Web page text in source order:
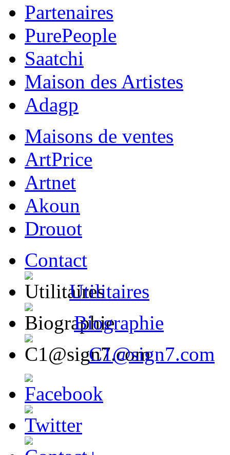
Partenaires
PurePeople
Saatchi
Maison des Artistes
Adagp
Maisons de ventes
ArtPrice
Artnet
Akoun
Drouot
Contact
Utilitaires
Biographie
C1@sign7.com